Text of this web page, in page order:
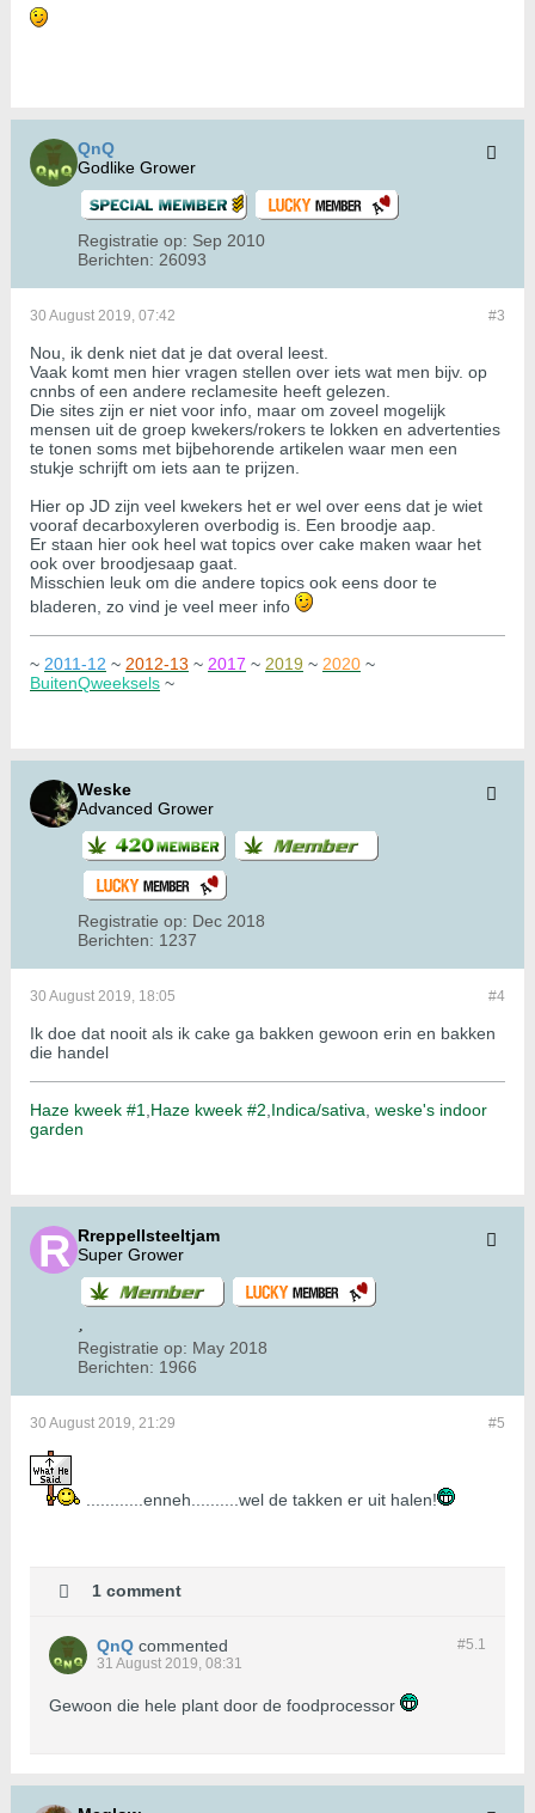
QnQ
Godlike Grower
Registratie op: Sep 2010
Berichten: 26093
#3
30 August 2019, 07:42
Nou, ik denk niet dat je dat overal leest.
Vaak komt men hier vragen stellen over iets wat men bijv. op
cnnbs of een andere reclamesite heeft gelezen.
Die sites zijn er niet voor info, maar om zoveel mogelijk
mensen uit de groep kwekers/rokers te lokken en advertenties
te tonen soms met bijbehorende artikelen waar men een
stukje schrijft om iets aan te prijzen.
Hier op JD zijn veel kwekers het er wel over eens dat je wiet
vooraf decarboxyleren overbodig is. Een broodje aap.
Er staan hier ook heel wat topics over cake maken waar het
ook over broodjesaap gaat.
Misschien leuk om die andere topics ook eens door te
bladeren, zo vind je veel meer info
~ 2011-12 ~ 2012-13 ~ 2017 ~ 2019 ~ 2020 ~
BuitenQweeksels ~
Weske
Advanced Grower
Registratie op: Dec 2018
Berichten: 1237
#4
30 August 2019, 18:05
Ik doe dat nooit als ik cake ga bakken gewoon erin en bakken
die handel
Haze kweek #1 Haze kweek #2 Indica/sativa weske's indoor
garden
Rreppellsteeltjam
Super Grower
Registratie op: May 2018
Berichten: 1966
#5
30 August 2019, 21:29
............enneh..........wel de takken er uit halen!
1 comment
#5.1
QnQ commented
31 August 2019, 08:31
Gewoon die hele plant door de foodprocessor